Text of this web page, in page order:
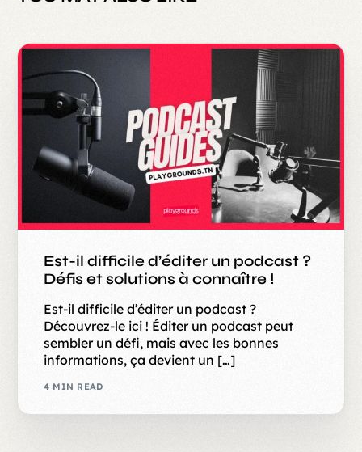
Est-il difficile d’éditer un podcast ?
Défis et solutions à connaître !
Est-il difficile d’éditer un podcast ?
Découvrez-le ici ! Éditer un podcast peut
sembler un défi, mais avec les bonnes
informations, ça devient un […]
4 MIN READ